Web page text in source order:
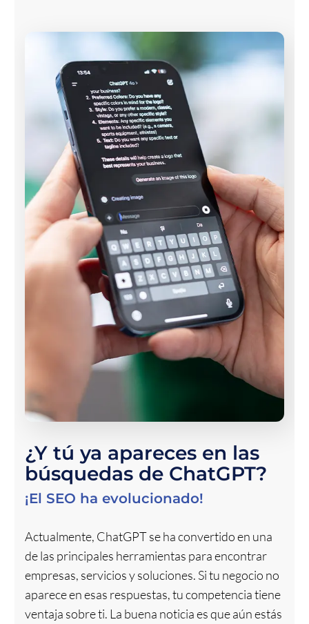
¿Y tú ya apareces en las
búsquedas de ChatGPT?
¡El SEO ha evolucionado!
Actualmente, ChatGPT se ha convertido en una
de las principales herramientas para encontrar
empresas, servicios y soluciones. Si tu negocio no
aparece en esas respuestas, tu competencia tiene
ventaja sobre ti. La buena noticia es que aún estás